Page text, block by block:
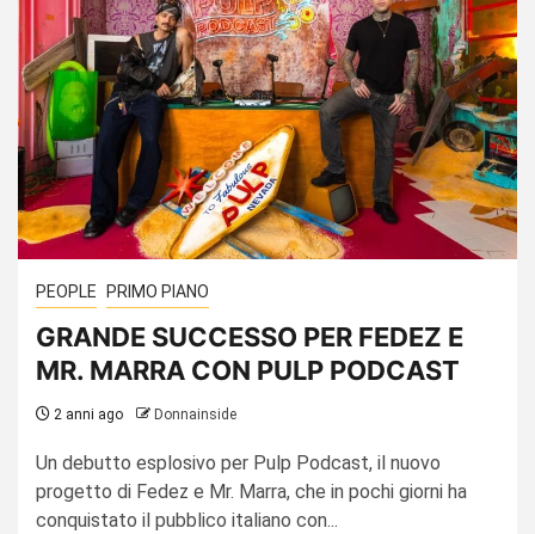
PEOPLE PRIMO PIANO
GRANDE SUCCESSO PER FEDEZ E
MR. MARRA CON PULP PODCAST
2 anni ago Donnainside
Un debutto esplosivo per Pulp Podcast, il nuovo
progetto di Fedez e Mr. Marra, che in pochi giorni ha
conquistato il pubblico italiano con...